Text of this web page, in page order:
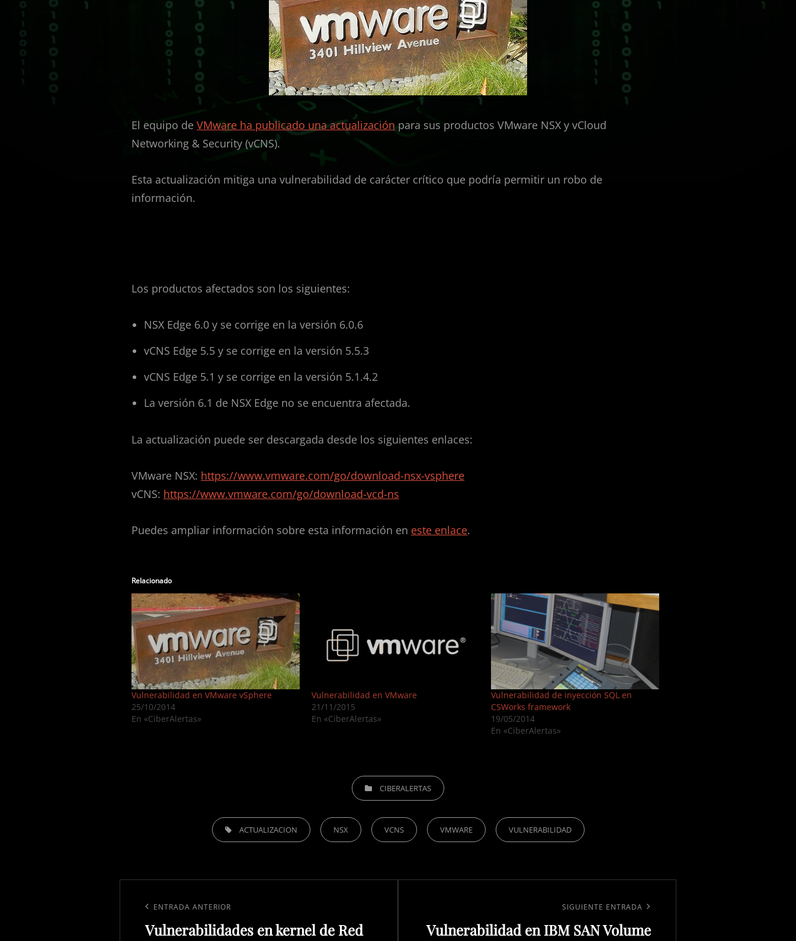
El equipo de VMware ha publicado una actualizaciónpara sus productos VMware NSX y vCloud
Networking & Security (vCNS).
Esta actualización mitiga una vulnerabilidad de carácter crítico que podría permitir un robo de
información.
Los productos afectados son los siguientes:
NSX Edge 6.0 y se corrige en la versión 6.0.6
vCNS Edge 5.5 y se corrige en la versión 5.5.3
vCNS Edge 5.1 y se corrige en la versión 5.1.4.2
La versión 6.1 de NSX Edge no se encuentra afectada.
La actualización puede ser descargada desde los siguientes enlaces:
VMware NSX: https://www.vmware.com/go/download-nsx-vsphere
vCNS: https://www.vmware.com/go/download-vcd-ns
Puedes ampliar información sobre esta información en este enlace.
Relacionado
Vulnerabilidad en VMware vSphere
25/10/2014
En «CiberAlertas»
Vulnerabilidad en VMware
21/11/2015
En «CiberAlertas»
Vulnerabilidad de inyección SQL en
CSWorks framework
19/05/2014
En «CiberAlertas»
CATEGORÍASCIBERALERTAS
ETIQUETAS,ACTUALIZACION NSX VCNS VMWARE VULNERABILIDAD
entradas
Entrada
anterior:
ENTRADA ANTERIOR
Vulnerabilidades en kernel de Red
entrada
SIGUIENTE ENTRADA
Vulnerabilidad en IBM SAN Volume